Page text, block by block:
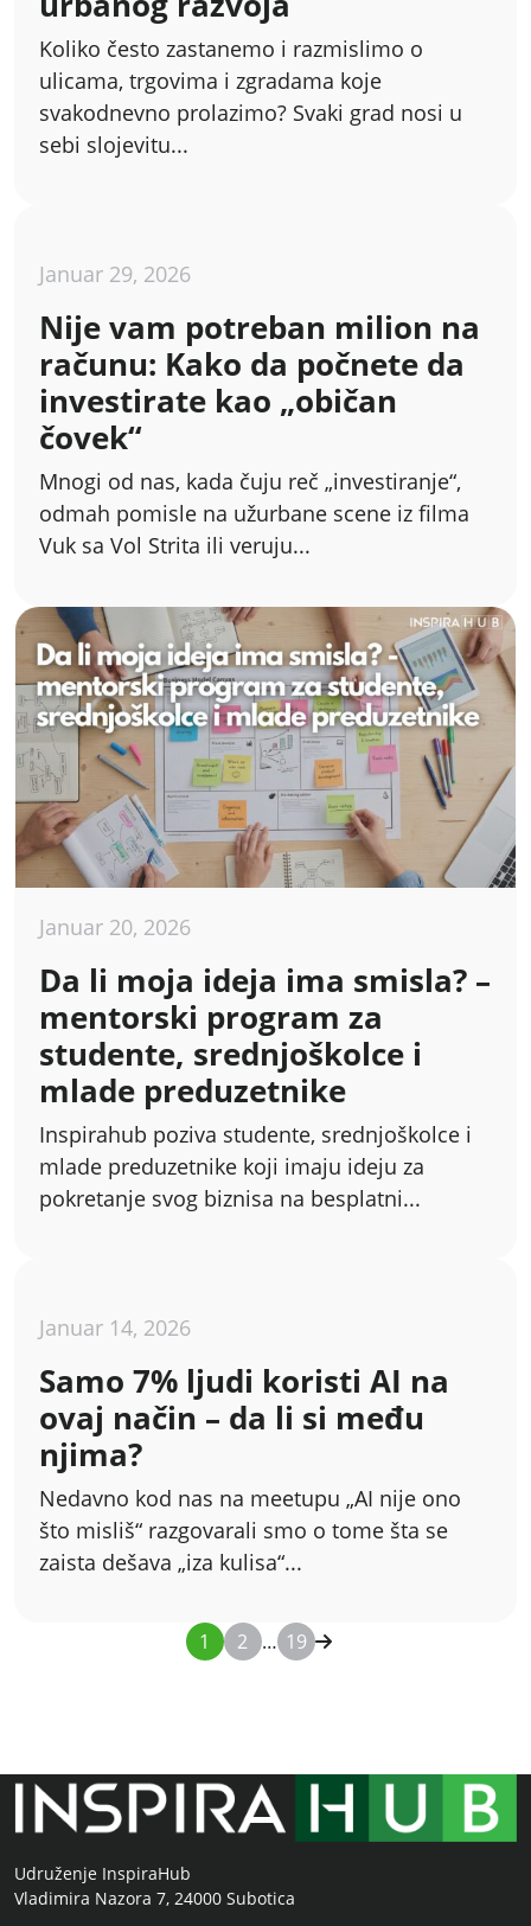
Koliko često zastanemo i razmislimo o
ulicama, trgovima i zgradama koje
svakodnevno prolazimo? Svaki grad nosi u
sebi slojevitu...
Januar 29, 2026
Nije vam potreban milion na
računu: Kako da počnete da
investirate kao „običan
čovek“
Mnogi od nas, kada čuju reč „investiranje“,
odmah pomisle na užurbane scene iz filma
Vuk sa Vol Strita ili veruju...
Januar 20, 2026
Da li moja ideja ima smisla? –
mentorski program za
studente, srednjoškolce i
mlade preduzetnike
Inspirahub poziva studente, srednjoškolce i
mlade preduzetnike koji imaju ideju za
pokretanje svog biznisa na besplatni...
Januar 14, 2026
Samo 7% ljudi koristi AI na
ovaj način – da li si među
njima?
Nedavno kod nas na meetupu „AI nije ono
što misliš“ razgovarali smo o tome šta se
zaista dešava „iza kulisa“...
1 2 … 19
Udruženje InspiraHub
Vladimira Nazora 7, 24000 Subotica